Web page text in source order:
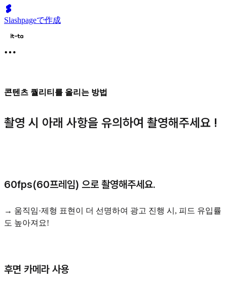
Slashpageで作成
콘텐츠 퀄리티를 올리는 방법
촬영 시 아래 사항을 유의하여 촬영해주세요 !
60fps(60프레임) 으로 촬영해주세요.
→ 움직임·제형 표현이 더 선명하여 광고 진행 시, 피드 유입률
도 높아져요!
후면 카메라 사용